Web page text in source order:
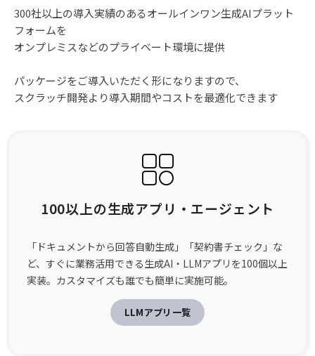
300社以上の導入実績のあるオールインワン生成AIプラット
フォームを
オンプレミスなどのプライベート環境に提供
パッケージをご導入いただく形になりますので、
スクラッチ開発より導入期間やコストを最適化できます
100以上の生成アプリ・エージェント
「ドキュメントから回答自動生成」「契約書チェック」な
ど、すぐに業務活用できる生成AI・LLMアプリを100個以上
実装。カスタマイズも誰でも簡単に実施可能。
LLMアプリ一覧